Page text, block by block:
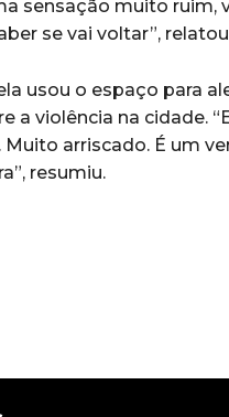
sensação muito ruim,
se vai voltar”,
usou o espaço para
a violência na cidade.
arriscado. É um
resumiu.